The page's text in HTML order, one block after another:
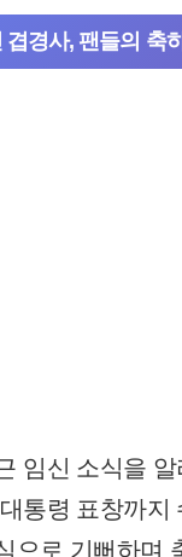
겹경사, 팬들의 축
임신 소식을
통령 표창까지
으로 기뻐하며